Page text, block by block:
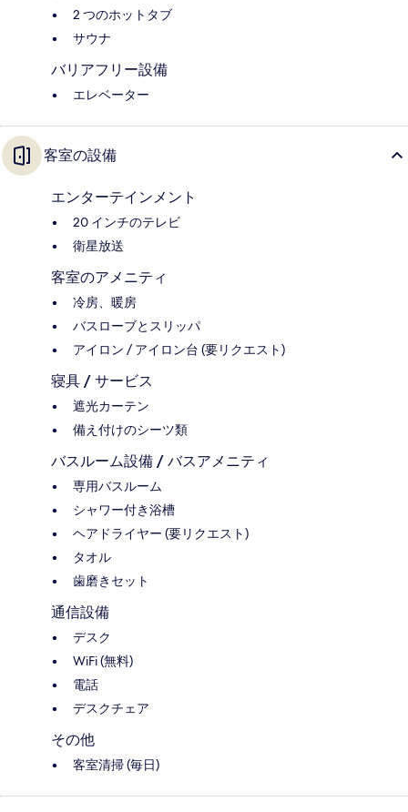
2 つのホットタブ
サウナ
バリアフリー設備
エレベーター
客室の設備
エンターテインメント
20 インチのテレビ
衛星放送
客室のアメニティ
冷房、暖房
バスローブとスリッパ
アイロン / アイロン台 (要リクエスト)
寝具 / サービス
遮光カーテン
備え付けのシーツ類
バスルーム設備 / バスアメニティ
専用バスルーム
シャワー付き浴槽
ヘアドライヤー (要リクエスト)
タオル
歯磨きセット
通信設備
デスク
WiFi (無料)
電話
デスクチェア
その他
客室清掃 (毎日)